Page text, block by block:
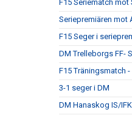
F15 Seriematch mot
Seriepremiären mot
F15 Seger i
DM Trelleborgs FF-
F15 Träningsmatch
3-1 seger i DM
DM Hanaskog IS/